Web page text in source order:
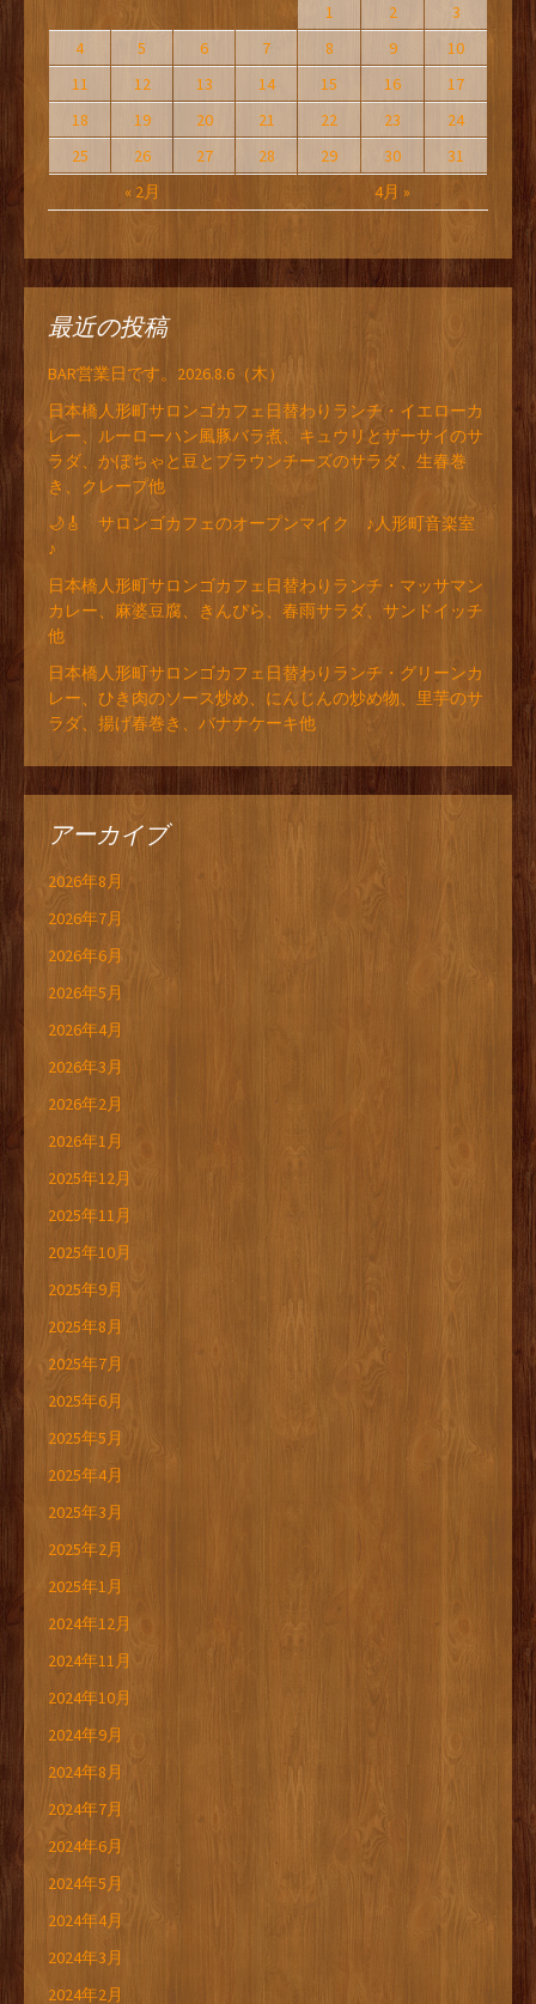
« 2月 4月 »
1 2
3
4
5 6 7 8 9
10
11
12 13 14 15 16
17
18
19 20 21 22 23
24
25
26 27 28 29 30 31
最近の投稿
BAR営業日です。2026.8.6（木）
日本橋人形町サロンゴカフェ日替わりランチ・イエローカ
レー、ルーローハン風豚バラ煮、キュウリとザーサイのサ
ラダ、かぼちゃと豆とブラウンチーズのサラダ、生春巻
き、クレープ他
🌙🎸 サロンゴカフェのオープンマイク ♪人形町音楽室
♪
日本橋人形町サロンゴカフェ日替わりランチ・マッサマン
カレー、麻婆豆腐、きんぴら、春雨サラダ、サンドイッチ
他
日本橋人形町サロンゴカフェ日替わりランチ・グリーンカ
レー、ひき肉のソース炒め、にんじんの炒め物、里芋のサ
ラダ、揚げ春巻き、バナナケーキ他
アーカイブ
2026年8月
2026年7月
2026年6月
2026年5月
2026年4月
2026年3月
2026年2月
2026年1月
2025年12月
2025年11月
2025年10月
2025年9月
2025年8月
2025年7月
2025年6月
2025年5月
2025年4月
2025年3月
2025年2月
2025年1月
2024年12月
2024年11月
2024年10月
2024年9月
2024年8月
2024年7月
2024年6月
2024年5月
2024年4月
2024年3月
2024年2月